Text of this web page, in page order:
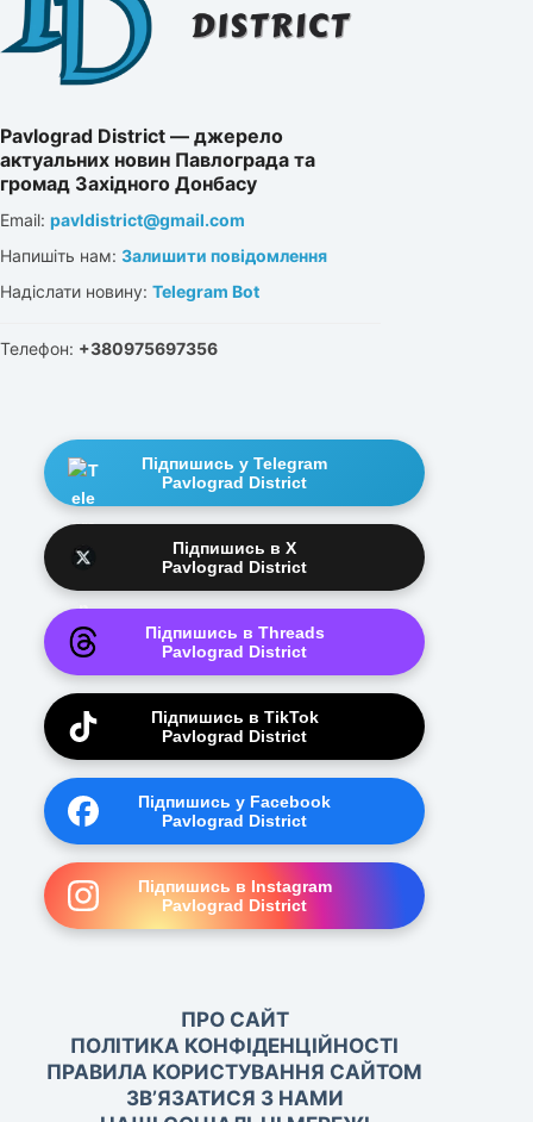
Pavlograd District — джерело
актуальних новин Павлограда та
громад Західного Донбасу
Email: pavldistrict@gmail.com
Напишіть нам: Залишити повідомлення
Надіслати новину: Telegram Bot
Телефон: +380975697356
Підпишись у Telegram
Pavlograd District
Підпишись в X
Pavlograd District
Підпишись в Threads
Pavlograd District
Підпишись в TikTok
Pavlograd District
Підпишись у Facebook
Pavlograd District
Підпишись в Instagram
Pavlograd District
ПРО САЙТ
ПОЛІТИКА КОНФІДЕНЦІЙНОСТІ
ПРАВИЛА КОРИСТУВАННЯ САЙТОМ
ЗВ’ЯЗАТИСЯ З НАМИ